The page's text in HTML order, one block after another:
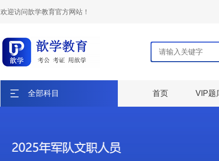
欢迎访问歆学教育官方网站！
全部科目 首页 VIP题